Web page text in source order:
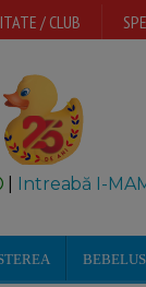
/ CLUB
Intreabă I-